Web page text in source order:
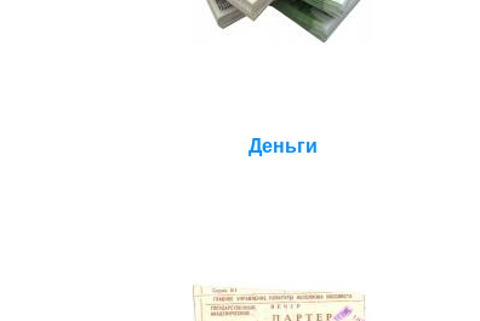
Деньги